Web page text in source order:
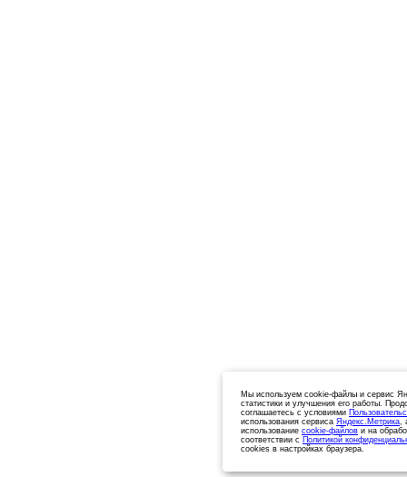
Мы используем cookie-файлы и сервис
статистики и улучшения его работы.
соглашаетесь с условиями
использования сервиса Яндекс.Метрика,
использование cookie-файлов и на
соответствии с Политикой
cookies в настройках браузера.